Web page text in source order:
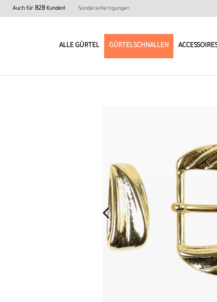
Auch für B2B Kunden! Sonderanfertigungen
ALLE GÜRTEL
D
GÜRTELSCHNALLEN